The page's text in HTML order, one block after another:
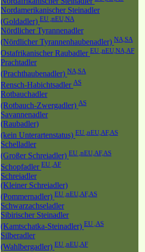
Nordamerikanischer Steinadler
(Goldadler) EU ,nEU,NA
Nördlicher Tyrannenadler
(Nördlicher Tyrannenhaubenadler) NA,SA
Ostafrikanischer Raubadler EU ,nEU,NA,AF
Prachtadler
(Prachthaubenadler) NA,SA
Rensch-Habichtsadler AS
Rotbauchadler
(Rotbauch-Zwergadler) AS
Savannenadler
(Raubadler)
(kein Unterartenstatus) EU ,nEU,AF,AS
Schelladler
(Großer Schreiadler) EU ,nEU,AF,AS
Schopfadler EU ,AF
Schreiadler
(Kleiner Schreiadler)
(Pommernadler) EU ,nEU,AF,AS
Schwarzachseladler
Sibirischer Steinadler
(Kamtschatka-Steinadler) EU ,AS
Silberadler
(Wahlbergadler) EU ,nEU,AF